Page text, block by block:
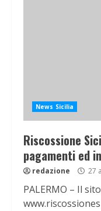
News Sicilia
Riscossione
pagamenti ed
redazione 27
PALERMO – Il